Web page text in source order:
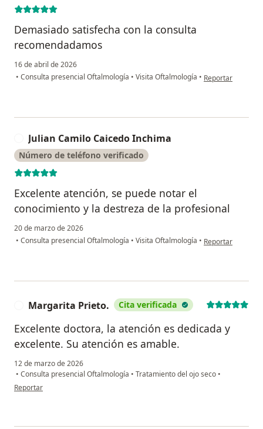
Demasiado satisfecha con la consulta
recomendadamos
16 de abril de 2026
• Consulta presencial Oftalmología • Visita Oftalmología • en opinión del
Reportar
Julian Camilo Caicedo Inchima
Número de teléfono verificado
Excelente atención, se puede notar el
conocimiento y la destreza de la profesional
20 de marzo de 2026
• Consulta presencial Oftalmología • Visita Oftalmología • en opinión del
Reportar
Margarita Prieto. Cita verificada
Excelente doctora, la atención es dedicada y
excelente. Su atención es amable.
12 de marzo de 2026
• Consulta presencial Oftalmología • Tratamiento del ojo seco •
en opinión del usuario Margarita Prieto.
Reportar